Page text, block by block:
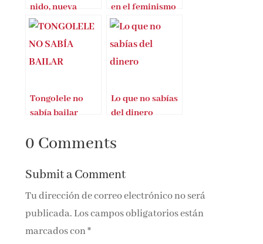
nido, nueva
novela de Ángel
en el feminismo
Tongolele no
sabía bailar
Lo que no sabías
del dinero
0 Comments
Submit a Comment
Tu dirección de correo electrónico no será
publicada. Los campos obligatorios están
marcados con*